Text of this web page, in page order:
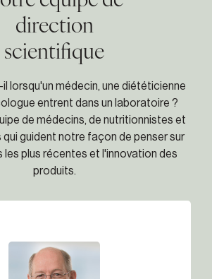
direction
scientifique
lorsqu'un médecin, une diététicienne
entrent dans un laboratoire ?
de médecins, de nutritionnistes et
guident notre façon de penser sur
les plus récentes et l'innovation des
produits.